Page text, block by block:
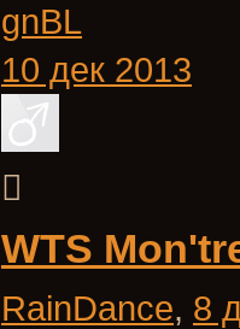
gnBL
10 дек 2013
WTS
RainDance, 8